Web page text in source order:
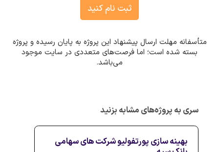
ثبت نام کنید
متأسفانه مهلت ارسال پیشنهاد این پروژه به پایان رسیده و پروژه
بسته شده است؛ اما فرصت‌های متعددی در سایت موجود
می‌باشد.
سری به پروژه‌های مشابه بزنید
بهینه سازی پورتفولیو شرکت های سهامی